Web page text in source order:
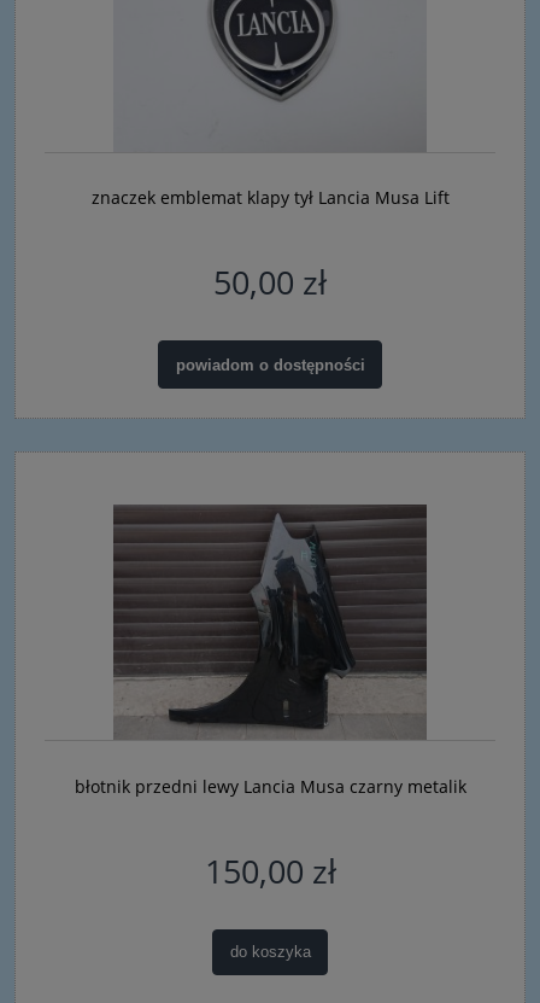
znaczek emblemat klapy tył Lancia Musa Lift
50,00 zł
powiadom o dostępności
błotnik przedni lewy Lancia Musa czarny metalik
150,00 zł
do koszyka